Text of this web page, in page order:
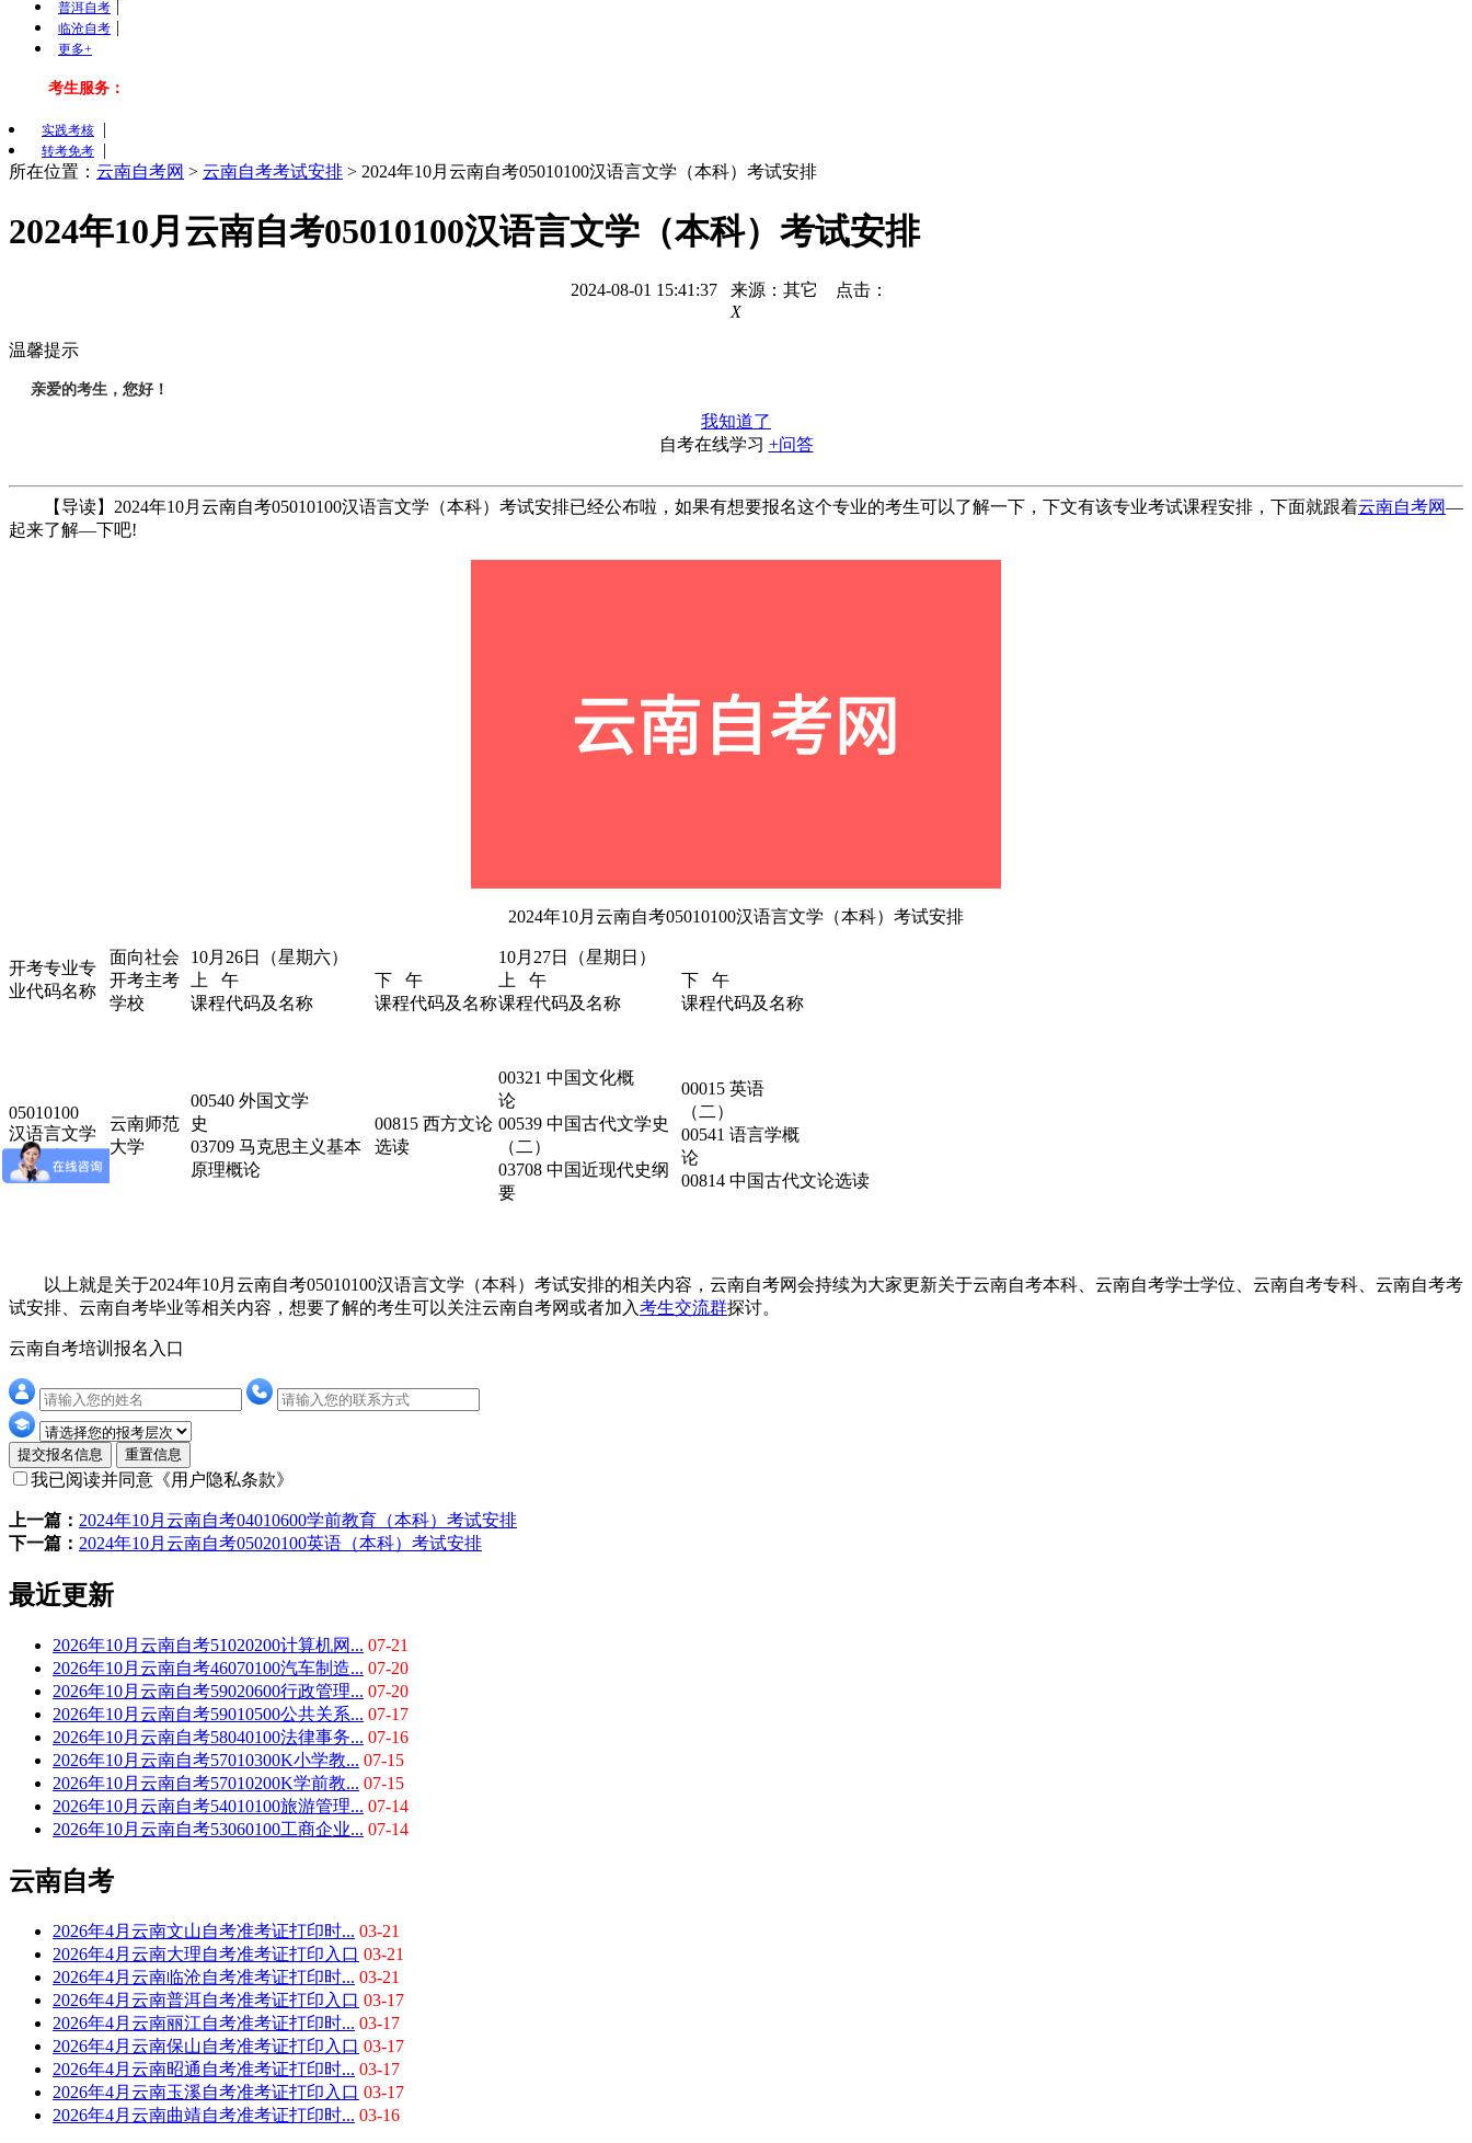
普洱自考 |
临沧自考 |
更多+
考生服务：
实践考核 |
转考免考
|
所在位置： 云南自考网 > 云南自考考试安排 > 2024年10月云南自考05010100汉语言文学（本科）考试安排
2024年10月云南自考05010100汉语言文学（本科）考试安排
2024-08-01 15:41:37 来源：其它 点击：
X
温馨提示
亲爱的考生，您好！
我知道了
自考在线学习 +问答
【导读】2024年10月云南自考05010100汉语言文学（本科）考试安排已经公布啦，如果有想要报名这个专业的考生可以了解一下，下文有该专业考试课程安排，下面就跟着云南自考网—
起来了解—下吧!
2024年10月云南自考05010100汉语言文学（本科）考试安排
开考专业专
业代码名称
面向社会
开考主考
学校
10月26日（星期六）
10月27日（星期日）
上 午
下 午 上 午
下 午
课程代码及名称
课程代码及名称课程代码及名称 课程代码及名称
05010100
汉语言文学
（本科）
云南师范
大学
00540 外国文学
史
03709 马克思主义基本
原理概论
00815 西方文论
选读
00321 中国文化概
论
00539 中国古代文学史
（二）
03708 中国近现代史纲
要
00015 英语
（二）
00541 语言学概
论
00814 中国古代文论选读
以上就是关于2024年10月云南自考05010100汉语言文学（本科）考试安排的相关内容，云南自考网会持续为大家更新关于云南自考本科、云南自考学士学位、云南自考专科、云南自考考
试安排、云南自考毕业等相关内容，想要了解的考生可以关注云南自考网或者加入考生交流群探讨。
云南自考培训报名入口
提交报名信息 重置信息
我已阅读并同意 《用户隐私条款》
上一篇： 2024年10月云南自考04010600学前教育（本科）考试安排
下一篇： 2024年10月云南自考05020100英语（本科）考试安排
最近更新
2026年10月云南自考51020200计算机网... 07-21
2026年10月云南自考46070100汽车制造... 07-20
2026年10月云南自考59020600行政管理... 07-20
2026年10月云南自考59010500公共关系... 07-17
2026年10月云南自考58040100法律事务... 07-16
2026年10月云南自考57010300K小学教... 07-15
2026年10月云南自考57010200K学前教... 07-15
2026年10月云南自考54010100旅游管理... 07-14
2026年10月云南自考53060100工商企业... 07-14
云南自考
2026年4月云南文山自考准考证打印时... 03-21
2026年4月云南大理自考准考证打印入口 03-21
2026年4月云南临沧自考准考证打印时... 03-21
2026年4月云南普洱自考准考证打印入口 03-17
2026年4月云南丽江自考准考证打印时... 03-17
2026年4月云南保山自考准考证打印入口 03-17
2026年4月云南昭通自考准考证打印时... 03-17
2026年4月云南玉溪自考准考证打印入口 03-17
2026年4月云南曲靖自考准考证打印时... 03-16